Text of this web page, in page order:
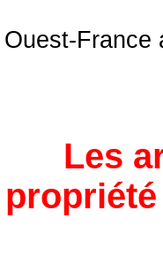
Ouest-France
Les